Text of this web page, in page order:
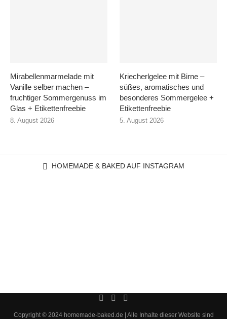
Mirabellenmarmelade mit
Vanille selber machen –
fruchtiger Sommergenuss im
Glas + Etikettenfreebie
8. August 2026
Kriecherlgelee mit Birne –
süßes, aromatisches und
besonderes Sommergelee +
Etikettenfreebie
5. August 2026
HOMEMADE & BAKED AUF INSTAGRAM
Copyright © 2024 homemade-baked.de | Alle Inhalte dieser Website sind